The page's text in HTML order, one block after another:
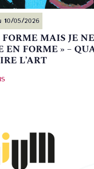
10/05/2026
FORME MAIS JE
EN FORME » –
L’ART